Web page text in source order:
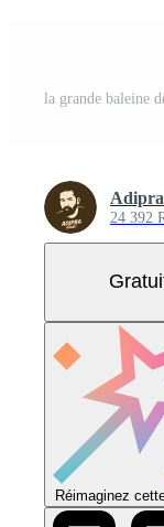
24 392
Réimaginez